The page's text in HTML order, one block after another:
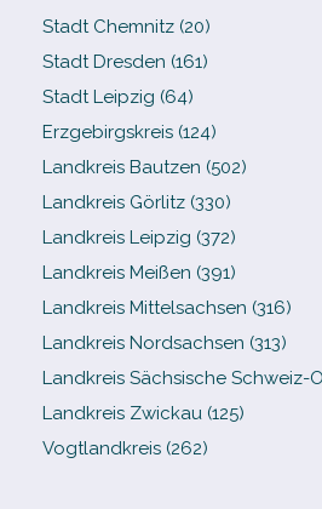
Stadt Chemnitz (20)
Stadt Dresden (161)
Stadt Leipzig (64)
Erzgebirgskreis (124)
Landkreis Bautzen (502)
Landkreis Görlitz (330)
Landkreis Leipzig (372)
Landkreis Meißen (391)
Landkreis Mittelsachsen (316)
Landkreis Nordsachsen (313)
Landkreis Sächsische Schweiz-​
Landkreis Zwickau (125)
Vogtlandkreis (262)